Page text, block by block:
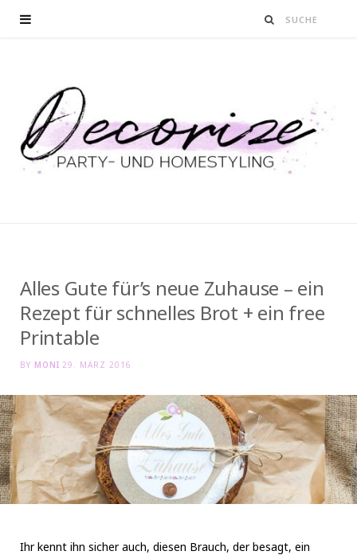
Alles Gute für’s neue Zuhause – ein
Rezept für schnelles Brot + ein free
Printable
BY MONI 29. MÄRZ 2016
Ihr kennt ihn sicher auch, diesen Brauch, der besagt, ein